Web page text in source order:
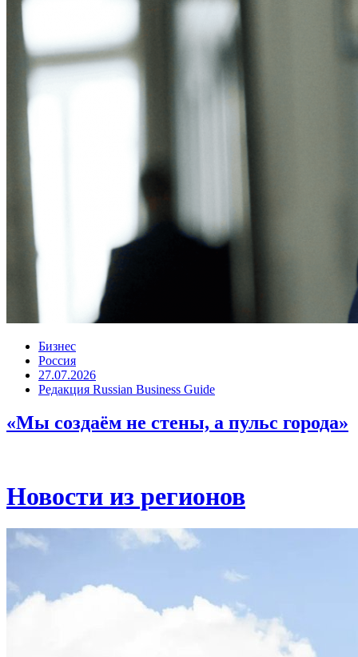
Бизнес
Россия
27.07.2026
Редакция Russian Business Guide
«Мы создаём не стены, а пульс города»
Новости из регионов